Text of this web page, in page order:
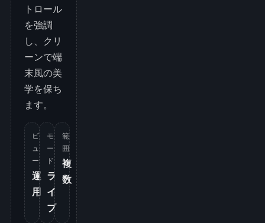
トロール
を強調
し、クリ
ーンで端
末風の美
学を保ち
ます。
ビ
ュ
ー
運
用
モ
ー
ド
ラ
イ
ブ
範
囲
複
数